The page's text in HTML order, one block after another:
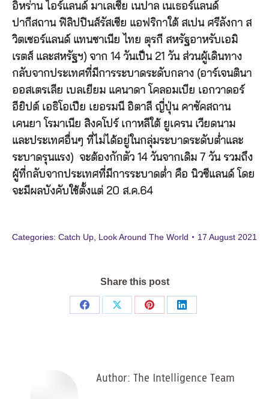
อิหร่าน ไอร์แลนด์ มาเลเซีย เนปาล เนเธอร์แลนด์
ปากีสถาน ฟิลิปปินส์รัสเซีย แอฟริกาใต้ สเปน ศรีลังกา ส
วิตเซอร์แลนด์ แทนซาเนีย ไทย ตุรกี สหรัฐอาหรับเอมิ
เรตส์ และสหรัฐฯ) จาก 14 วันเป็น 21 วัน ส่วนผู้เดินทาง
กลับจากประเทศที่มีการระบาดระดับกลาง (อาร์เจนตินา
ออสเตรเลีย เบลเยียม แคนาดา โคลอมเบีย เอกวาดอร์
อียิปต์ เอธิโอเปีย เยอรมนี อิตาลี ญี่ปุ่น คาซัคสถาน
เคนยา โรมาเนีย สิงคโปร์ เกาหลีใต้ ยูเครน เวียดนาม
และประเทศอื่นๆ ที่ไม่ได้อยู่ในกลุ่มระบาดระดับต่ำและ
ระบาดรุนแรง) จะต้องกักตัว 14 วันจากเดิม 7 วัน รวมถึง
ผู้ที่กลับจากประเทศที่มีการระบาดต่ำ คือ นิวซีแลนด์ โดย
จะมีผลบังคับใช้ตั้งแต่ 20 ส.ค.64
Categories: Catch Up Look Around The World 17 August 2021
Share this post
Share
Share
Share
Share
Author: The Intelligence Team